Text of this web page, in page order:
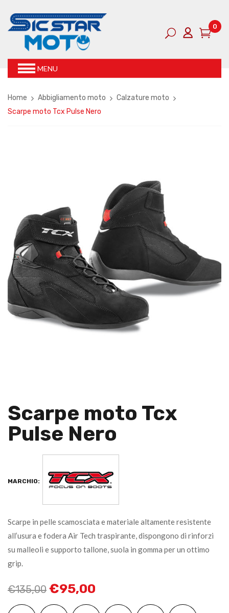
0
MENU
Home Abbigliamento moto
Calzature moto
Scarpe moto Tcx Pulse Nero
Scarpe moto Tcx
Pulse Nero
MARCHIO:
Scarpe in pelle scamosciata e materiale altamente resistente
all’usura e fodera Air Tech traspirante, dispongono di rinforzi
su malleoli e supporto tallone, suola in gomma per un ottimo
grip.
€135,00 €95,00